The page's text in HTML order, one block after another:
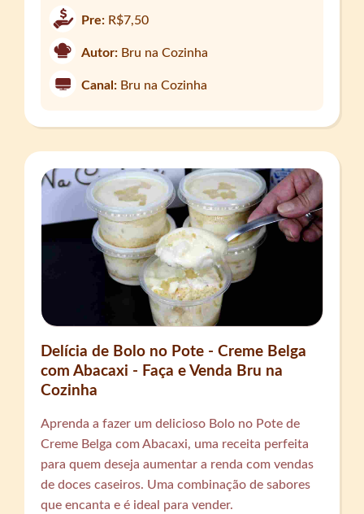
Pre: R$7,50
Autor: Bru na Cozinha
Canal: Bru na Cozinha
Delícia de Bolo no Pote - Creme Belga
com Abacaxi - Faça e Venda Bru na
Cozinha
Aprenda a fazer um delicioso Bolo no Pote de
Creme Belga com Abacaxi, uma receita perfeita
para quem deseja aumentar a renda com vendas
de doces caseiros. Uma combinação de sabores
que encanta e é ideal para vender.